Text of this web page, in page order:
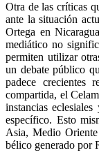
Otra de las críticas
ante la situación
Ortega en
mediático no
permiten utilizar
un debate público
padece crecientes
compartida, el
instancias
específico. Esto
Asia, Medio
bélico generado por